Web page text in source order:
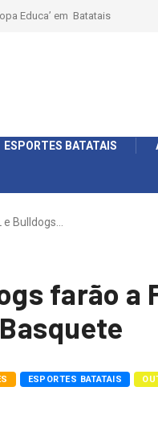
com a LABE na Série Ouro e
ESPORTES BATATAIS
e Bulldogs…
farão a
ESPORTES BATATAIS